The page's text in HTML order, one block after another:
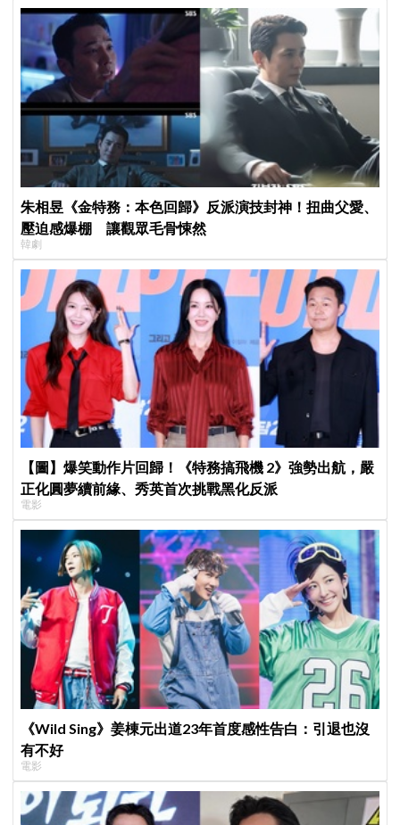
不能脫粉了
朱相昱《金特務：本色回歸》反派演技封神！扭曲父愛、
壓迫感爆棚 讓觀眾毛骨悚然
韓劇
【圖】爆笑動作片回歸！《特務搞飛機 2》強勢出航，嚴
正化圓夢續前緣、秀英首次挑戰黑化反派
電影
《Wild Sing》姜棟元出道23年首度感性告白：引退也沒
有不好
電影